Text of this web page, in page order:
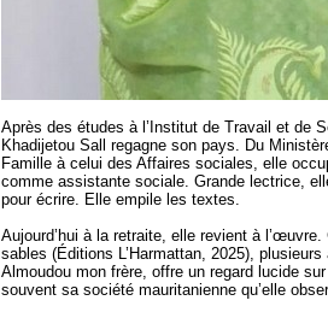
Après des études à l’Institut de Travail et de
Khadijetou Sall regagne son pays. Du
Famille à celui des Affaires sociales, elle
comme assistante sociale. Grande lectrice,
pour écrire. Elle empile les textes.
Aujourd’hui à la retraite, elle revient à l’œuvre.
sables (Éditions L’Harmattan, 2025),
Almoudou mon frère, offre un regard lucide
souvent sa société mauritanienne qu’elle